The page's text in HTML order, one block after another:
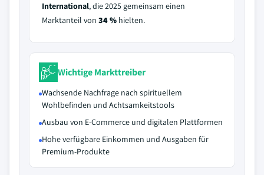
International, die 2025 gemeinsam einen
Marktanteil von 34 % hielten.
Wichtige Markttreiber
Wachsende Nachfrage nach spirituellem
Wohlbefinden und Achtsamkeitstools
Ausbau von E-Commerce und digitalen Plattformen
Hohe verfügbare Einkommen und Ausgaben für
Premium-Produkte